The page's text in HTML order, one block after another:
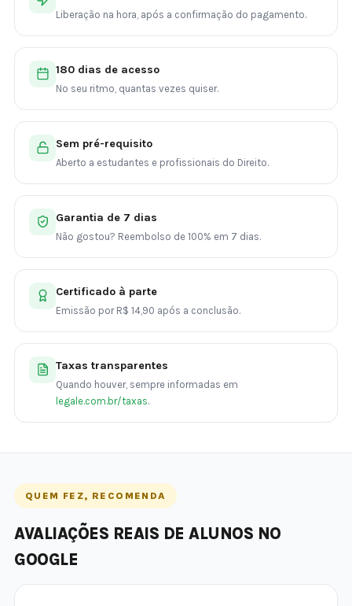
Liberação na hora, após a confirmação do pagamento.
180 dias de acesso
No seu ritmo, quantas vezes quiser.
Sem pré-requisito
Aberto a estudantes e profissionais do Direito.
Garantia de 7 dias
Não gostou? Reembolso de 100% em 7 dias.
Certificado à parte
Emissão por R$ 14,90 após a conclusão.
Taxas transparentes
Quando houver, sempre informadas em
legale.com.br/taxas.
QUEM FEZ, RECOMENDA
AVALIAÇÕES REAIS DE ALUNOS NO
GOOGLE